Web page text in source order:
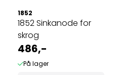
1852
1852 Sinkanode for
skrog
486,-
På lager